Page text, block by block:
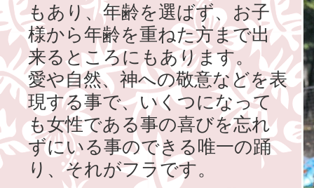
もあり、年齢を選ばず、お子
様から年齢を重ねた方まで出
来るところにもあります。
愛や自然、神への敬意などを表
現する事で、いくつになって
も女性である事の喜びを忘れ
ずにいる事のできる唯一の踊
り、それがフラです。